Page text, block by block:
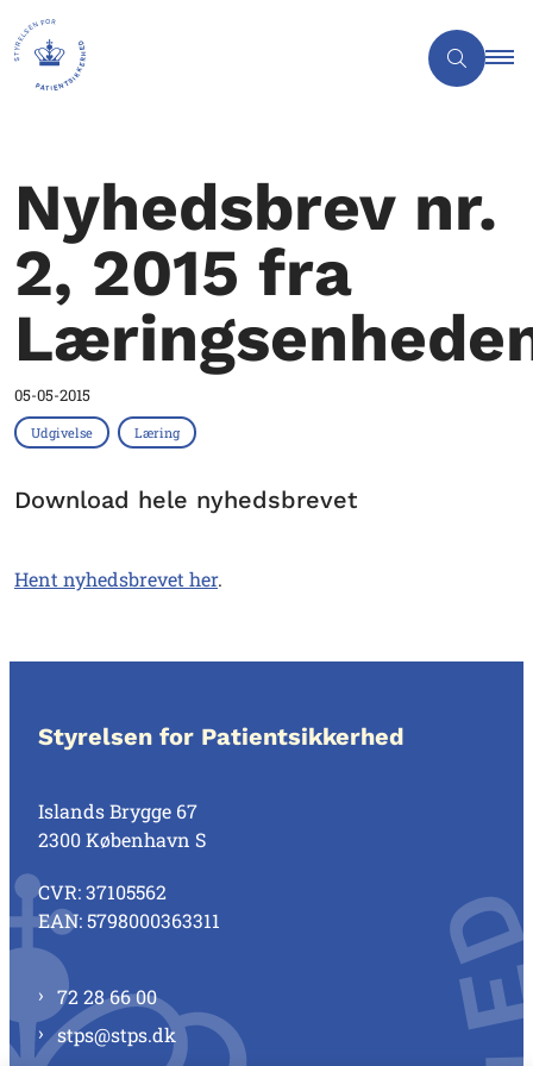
Nyhedsbrev nr.
2, 2015 fra
05-05-2015
Udgivelse Læring
Download hele nyhedsbrevet
Hent nyhedsbrevet her.
Styrelsen for Patientsikkerhed
Islands Brygge 67
2300 København S
CVR: 37105562
EAN: 5798000363311
72 28 66 00
stps@stps.dk